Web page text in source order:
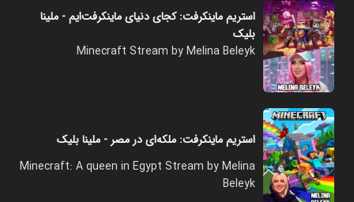
استریم ماینکرفت: کجای دنیای ماینکرفت‌ایم - ملینا
بلیک
Minecraft Stream by Melina Beleyk
استریم ماینکرفت: ملکه‌ای در مصر - ملینا بلیک
Minecraft: A queen in Egypt Stream by Melina
Beleyk